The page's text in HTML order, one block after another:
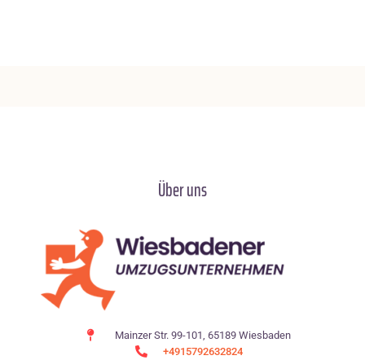
Über uns
Mainzer Str. 99-101, 65189 Wiesbaden
+4915792632824